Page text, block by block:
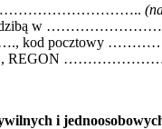
w
pocztowy
i